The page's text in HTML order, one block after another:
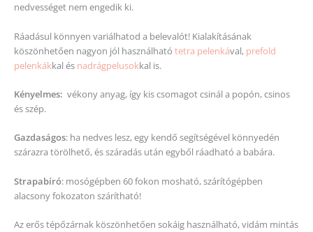
nedvességet nem engedik ki.
Ráadásul könnyen variálhatod a belevalót! Kialakításának
köszönhetően nagyon jól használható tetra pelenkával, prefold
pelenkákkal és nadrágpelusokkal is.
Kényelmes: vékony anyag, így kis csomagot csinál a popón, csinos
és szép.
Gazdaságos: ha nedves lesz, egy kendő segítségével könnyedén
szárazra törölhető, és száradás után egyből ráadható a babára.
Strapabíró: mosógépben 60 fokon mosható, szárítógépben
alacsony fokozaton szárítható!
Az erős tépőzárnak köszönhetően sokáig használható, vidám mintás